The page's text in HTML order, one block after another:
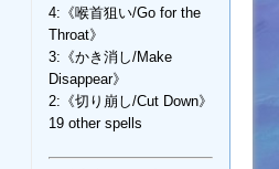
4:《喉首狙い/Go for the
Throat》
3:《かき消し/Make
Disappear》
2:《切り崩し/Cut Down》
19 other spells